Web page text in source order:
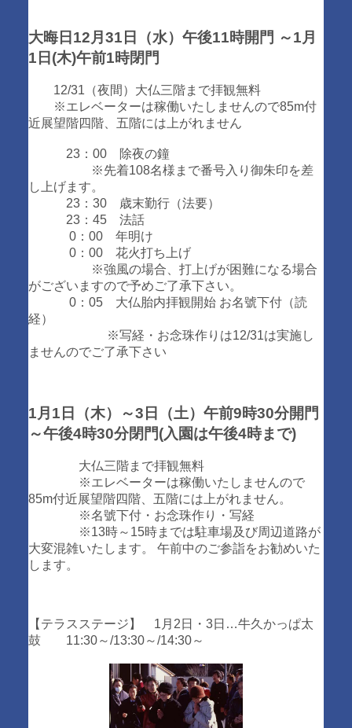
大晦日12月31日（水）午後11時開門 ～1月
1日(木)午前1時閉門
12/31（夜間）大仏三階まで拝観無料
※エレベーターは稼働いたしませんので85m付
近展望階四階、五階には上がれません
23：00 除夜の鐘
※先着108名様まで番号入り御朱印を差
し上げます。
23：30 歳末勤行（法要）
23：45 法話
0：00 年明け
0：00 花火打ち上げ
※強風の場合、打上げが困難になる場合
がございますので予めご了承下さい。
0：05 大仏胎内拝観開始 お名號下付（読
経）
※写経・お念珠作りは12/31は実施し
ませんのでご了承下さい
1月1日（木）～3日（土）午前9時30分開門
～午後4時30分閉門(入園は午後4時まで)
大仏三階まで拝観無料
※エレベーターは稼働いたしませんので
85m付近展望階四階、五階には上がれません。
※名號下付・お念珠作り・写経
※13時～15時までは駐車場及び周辺道路が
大変混雑いたします。 午前中のご参詣をお勧めいた
します。
【テラスステージ】 1月2日・3日…牛久かっぱ太
鼓 11:30～/13:30～/14:30～